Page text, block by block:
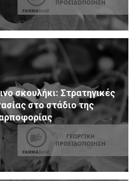
σκουλήκι: Στρατηγικές
στο στάδιο της